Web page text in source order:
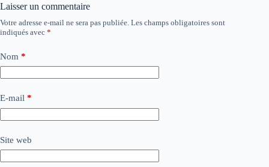
Laisser un commentaire
Votre adresse e-mail ne sera pas publiée. Les champs obligatoires sont
indiqués avec *
Nom *
E-mail *
Site web